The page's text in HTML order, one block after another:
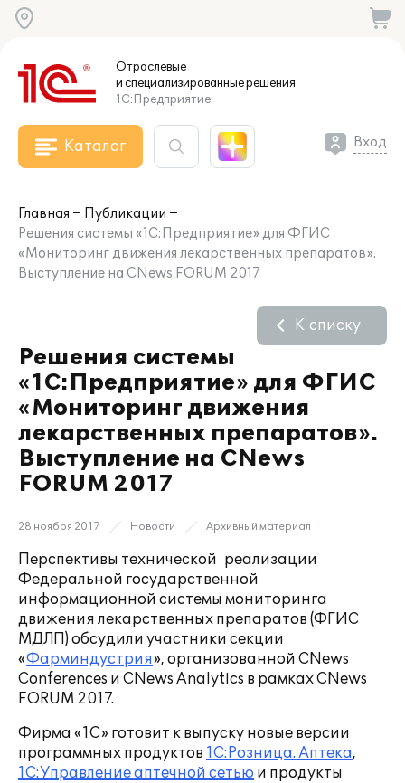
Отраслевые
и специализированныерешения
1С:Предприятие
Каталог Вход
Главная
Публикации
Решения системы «1С:Предприятие» для ФГИС
«Мониторинг движения лекарственных препаратов».
Выступление на CNews FORUM 2017
Решения системы
«1С:Предприятие» для ФГИС
«Мониторинг движения
лекарственных препаратов».
Выступление на CNews
FORUM 2017
К списку
28 ноября 2017 Новости Архивный материал
Перспективы технической реализации
Федеральной государственной
информационной системы мониторинга
движения лекарственных препаратов (ФГИС
МДЛП) обсудили участники секции
«Фарминдустрия», организованной CNews
Conferences и CNews Analytics в рамках CNews
FORUM 2017.
Фирма «1С» готовит к выпуску новые версии
программных продуктов 1С:Розница. Аптека,
1С:Управление аптечной сетью и продукты